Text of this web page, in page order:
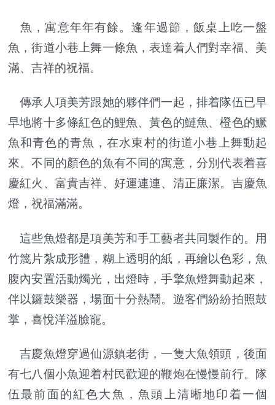
魚，寓意年年有餘。逢年過節，飯桌上吃一盤
魚，街道小巷上舞一條魚，表達着人們對幸福、美
滿、吉祥的祝福。
傳承人項美芳跟她的夥伴們一起，排着隊伍已早
早地將十多條紅色的鯉魚、黃色的鰱魚、橙色的鱖
魚和青色的青魚，在水東村的街道小巷上舞動起
來。不同的顏色的魚有不同的寓意，分別代表着喜
慶紅火、富貴吉祥、好運連連、清正廉潔。吉慶魚
燈，祝福滿滿。
這些魚燈都是項美芳和手工藝者共同製作的。用
竹篾片紮成形體，糊上透明的紙，再繪以色彩，魚
腹內安置活動燭光，出燈時，手擎魚燈舞動起來，
伴以鑼鼓樂器，場面十分熱鬧。遊客們紛紛拍照鼓
掌，喜悅洋溢臉寵。
吉慶魚燈穿過仙源鎮老街，一隻大魚領頭，後面
有七八個小魚迎着村民歡迎的鞭炮在慢慢前行。隊
伍最前面的紅色大魚，魚頭上清晰地印着一個